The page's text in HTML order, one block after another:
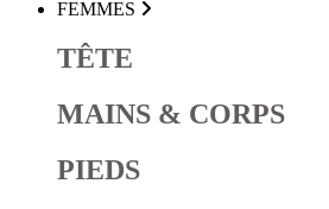
FEMMES
TÊTE
MAINS & CORPS
PIEDS